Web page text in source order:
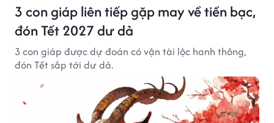
3 con giáp liên tiếp gặp may về tiền bạc,
đón Tết 2027 dư dả
3 con giáp được dự đoán có vận tài lộc hanh thông,
đón Tết sắp tới dư dả.